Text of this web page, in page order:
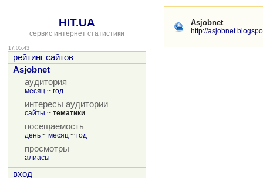
HIT.UA
сервис интернет статистики
17:05:43
рейтинг сайтов
Asjobnet
аудитория
месяц ~ год
интересы аудитории
сайты ~ тематики
посещаемость
день ~ месяц ~ год
просмотры
алиасы
вход
Asjobnet
http://